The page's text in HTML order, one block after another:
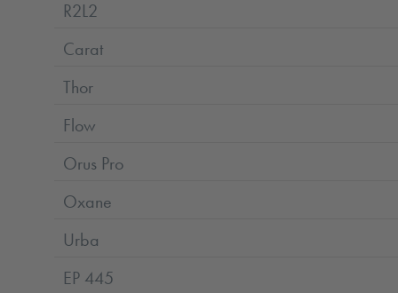
R2L2
Carat
Thor
Flow
Orus Pro
Oxane
Urba
EP 445